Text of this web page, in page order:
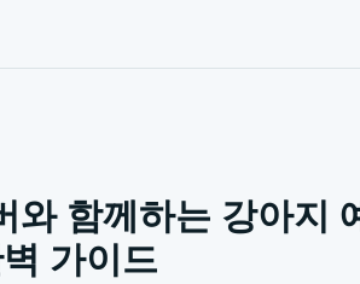
와 함께하는 강아지
가이드